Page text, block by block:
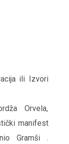
ili Izvori
Orvela,
manifest
Gramši .